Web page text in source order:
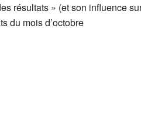
résultats » (et son influence
du mois d’octobre